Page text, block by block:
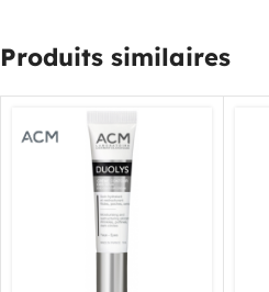
Produits similaires